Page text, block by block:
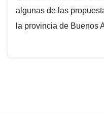
algunas de las
la provincia de Buenos